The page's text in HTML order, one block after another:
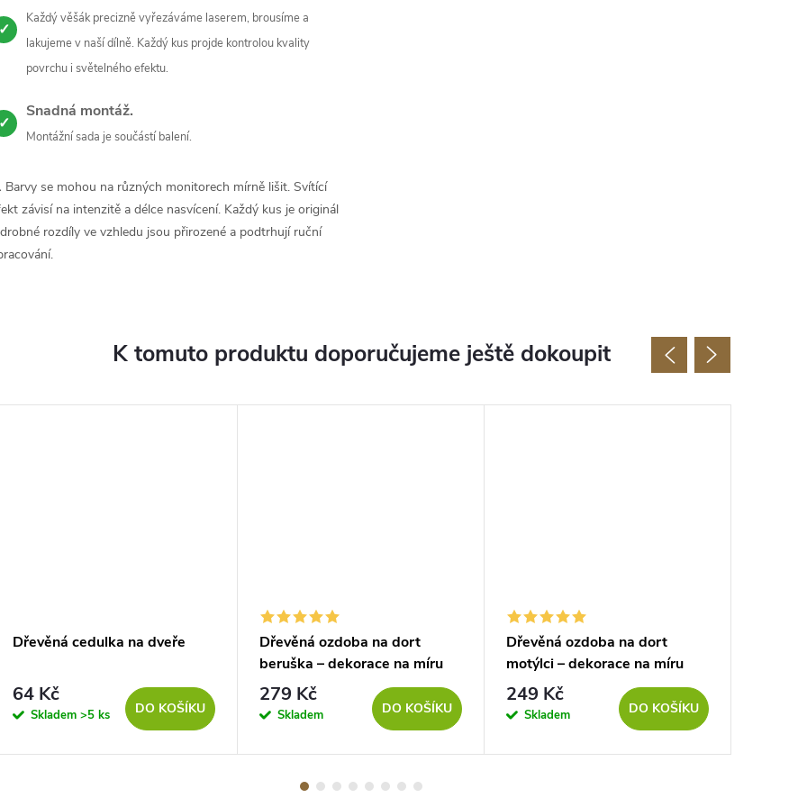
✓
Každý věšák precizně vyřezáváme laserem, brousíme a
lakujeme v naší dílně. Každý kus projde kontrolou kvality
povrchu i světelného efektu.
✓
Snadná montáž.
Montážní sada je součástí balení.
se mohou na různých monitorech mírně lišit. Svítící
závisí na intenzitě a délce nasvícení. Každý kus je originál
rozdíly ve vzhledu jsou přirozené a podtrhují ruční
K tomuto produktu doporučujeme ještě dokoupit
Dřevěná cedulka na dveře
64 Kč
Skladem >5 ks DO KOŠÍKU
Dřevěná ozdoba na dort
beruška – dekorace na míru
279 Kč
Skladem DO KOŠÍKU
Dřevěná ozdoba na dort
motýlci – dekorace na míru
249 Kč
Skladem DO KOŠÍKU